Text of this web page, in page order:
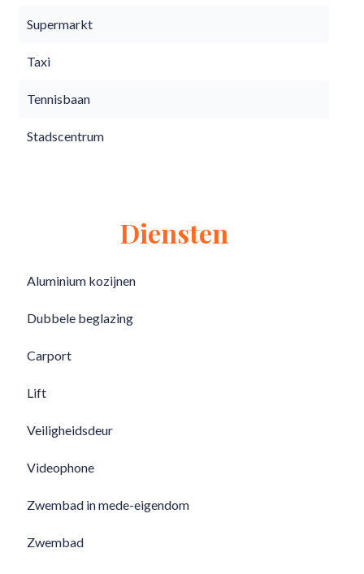
Supermarkt
Taxi
Tennisbaan
Stadscentrum
Diensten
Aluminium kozijnen
Dubbele beglazing
Carport
Lift
Veiligheidsdeur
Videophone
Zwembad in mede-eigendom
Zwembad